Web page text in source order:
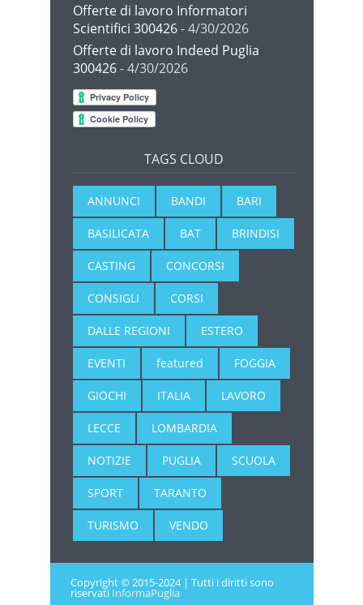
Offerte di lavoro Informatori
Scientifici 300426- 4/30/2026
Offerte di lavoro Indeed Puglia
300426- 4/30/2026
TAGS CLOUD
ANNUNCI BANDI BARI
BASILICATA BAT BRINDISI
CASTING CONCORSI
CONSIGLI CORSI
DALLE REGIONI ESTERO
EVENTI featured FOGGIA
GIOCHI ITALIA LAVORO
LECCE LOMBARDIA
NOTIZIE PUGLIA SCUOLA
SPORT TARANTO
TURISMO VENDO
Copyright © 2015-2024 | Tutti i diritti sono
riservati InformaPuglia